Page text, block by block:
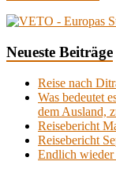
Neueste Beiträge
Reise nach
Was bedeutet
dem Ausland,
Reisebericht
Reisebericht
Endlich wieder